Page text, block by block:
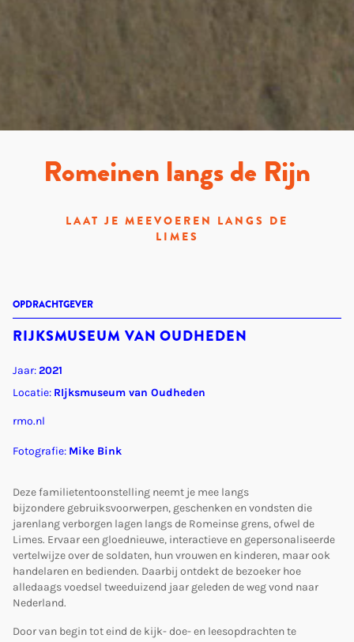
Romeinen langs de Rijn
LAAT JE MEEVOEREN LANGS DE
LIMES
Deze familietentoonstelling neemt je mee langs
bijzondere gebruiksvoorwerpen, geschenken en vondsten die
jarenlang verborgen lagen langs de Romeinse grens, ofwel de
Limes. Ervaar een gloednieuwe, interactieve en gepersonaliseerde
vertelwijze over de soldaten, hun vrouwen en kinderen, maar ook
handelaren en bedienden. Daarbij ontdekt de bezoeker hoe
alledaags voedsel tweeduizend jaar geleden de weg vond naar
Nederland.
Door van begin tot eind de kijk- doe- en leesopdrachten te
OPDRACHTGEVER
RIJKSMUSEUM VAN OUDHEDEN
Jaar:2021
Locatie: RIjksmuseum van Oudheden
rmo.nl
Fotografie: Mike Bink